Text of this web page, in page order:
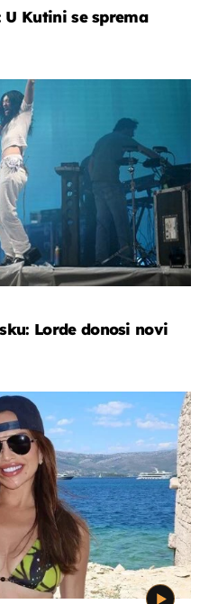
Kutini se sprema
Lorde donosi novi